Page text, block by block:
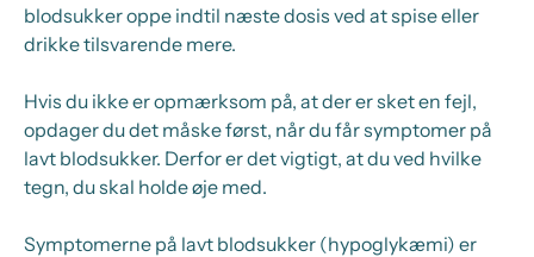
blodsukker oppe indtil næste dosis ved at spise eller
drikke tilsvarende mere.
Hvis du ikke er opmærksom på, at der er sket en fejl,
opdager du det måske først, når du får symptomer på
lavt blodsukker. Derfor er det vigtigt, at du ved hvilke
tegn, du skal holde øje med.
Symptomerne på lavt blodsukker (hypoglykæmi) er